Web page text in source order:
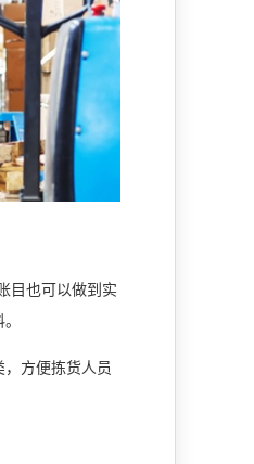
目也可以做到实
，方便拣货人员